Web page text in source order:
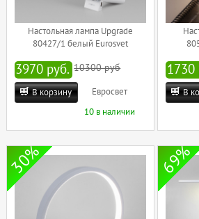
Настольная лампа Upgrade
80427/1 белый Eurosvet
3970 руб. 10300 руб
В корзину
Евросвет
10 в наличии
1730
В
30% 69%